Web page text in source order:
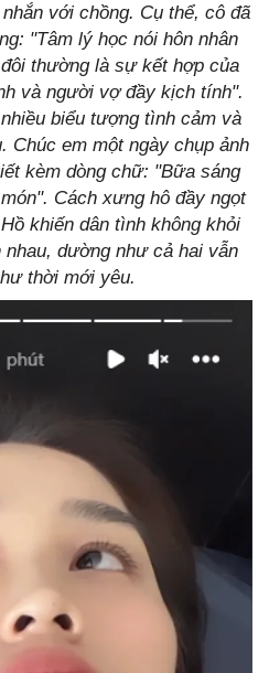
với chồng. Cụ thể, cô đã
"Tâm lý học nói hôn nhân
thường là sự kết hợp của
và người vợ đầy kịch tính".
biểu tượng tình cảm và
Chúc em một ngày chụp ảnh
kèm dòng chữ: "Bữa sáng
Cách xưng hô đầy ngọt
khiến dân tình không khỏi
nhau, dường như cả hai vẫn
thời mới yêu.